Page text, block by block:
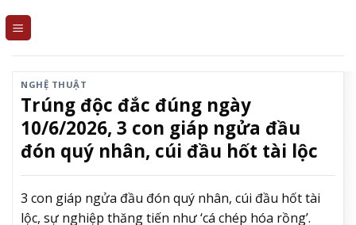
NGHỆ THUẬT
Trúng độc đắc đúng ngày
10/6/2026, 3 con giáp ngửa đầu
đón quý nhân, cúi đầu hốt tài lộc
3 con giáp ngửa đầu đón quý nhân, cúi đầu hốt tài
lộc, sự nghiệp thăng tiến như ‘cá chép hóa rồng’.